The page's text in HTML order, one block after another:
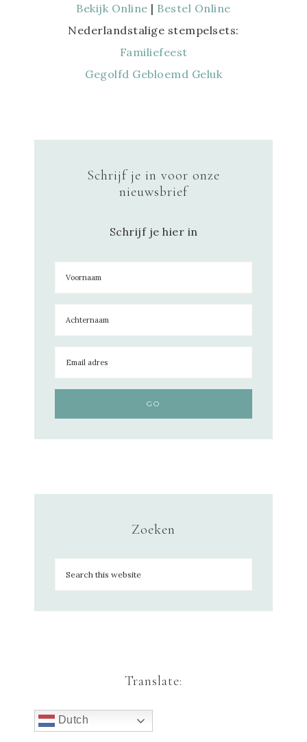
Bekijk Online | Bestel Online
Nederlandstalige stempelsets:
Familiefeest
Gegolfd Gebloemd Geluk
Schrijf je in voor onze
nieuwsbrief
Schrijf je hier in
Zoeken
Translate:
Dutch